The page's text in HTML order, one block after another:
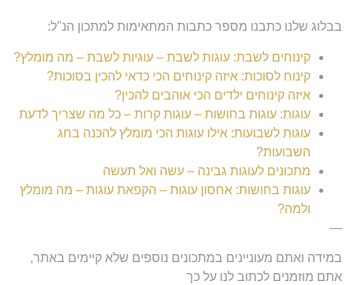
בבלוג שלנו כתבנו מספר כתבות המתאימות למתכון הנ"ל:
קינוחים לשבת: עוגות לשבת – עוגיות לשבת – מה מומלץ?
קינוח לסוכות: איזה קינוחים הכי כדאי להכין בסוכות?
איזה קינוחים ילדים הכי אוהבים להכין?
עוגות: עוגות בחושות – עוגות קרות – כל מה שצריך לדעת
עוגות לשבועות: אילו עוגות הכי מומלץ להכנה בחג
השבועות?
מתכונים לעוגות גבינה – עשה ואל תעשה
עוגות בחושות: אחסון עוגות – הקפאת עוגות – מה מומלץ
ולמה?
—
במידה ואתם מעוניינים במתכונים נוספים שלא קיימים באתר,
אתם מוזמנים לכתוב לנו על כך